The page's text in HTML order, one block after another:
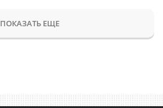
ПОКАЗАТЬ ЕЩЕ